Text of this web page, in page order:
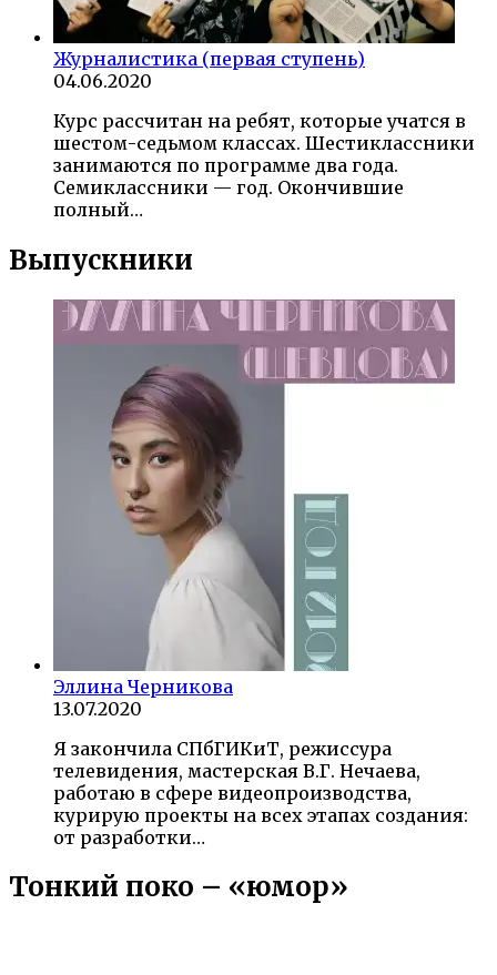
Журналистика (первая ступень)
04.06.2020
Курс рассчитан на ребят, которые учатся в
шестом-седьмом классах. Шестиклассники
занимаются по программе два года.
Семиклассники — год. Окончившие
полный…
Выпускники
Эллина Черникова
13.07.2020
Я закончила СПбГИКиТ, режиссура
телевидения, мастерская В.Г. Нечаева,
работаю в сфере видеопроизводства,
курирую проекты на всех этапах создания:
от разработки…
Тонкий поко – «юмор»